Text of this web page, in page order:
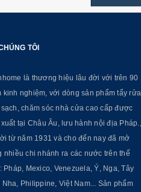
TÔI
là thương hiệu lâu đời với trên 90
kinh nghiệm, với dòng sản phẩm tẩy rửa
sạch, chăm sóc nhà cửa cao cấp được
tại Châu Âu, lưu hành nội địa Pháp.,
từ năm 1931 và cho đến nay đã mở
nhiều chi nhánh ra các nước trên thế
Pháp, Mexico, Venezuela, Ý, Nga, Tây
Nha, Philippine, Việt Nam... Sản phẩm